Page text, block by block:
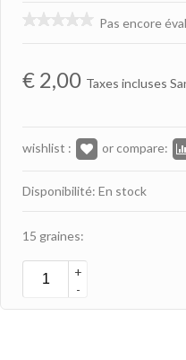
Pas encore
€ 2,00 Taxes incluses
wishlist : or compare:
Disponibilité: En stock
15 graines:
+
-